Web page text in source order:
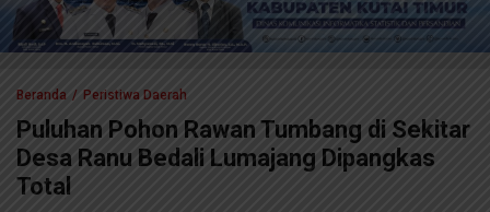
Beranda Peristiwa Daerah
Puluhan Pohon Rawan Tumbang di Sekitar
Desa Ranu Bedali Lumajang Dipangkas
Total